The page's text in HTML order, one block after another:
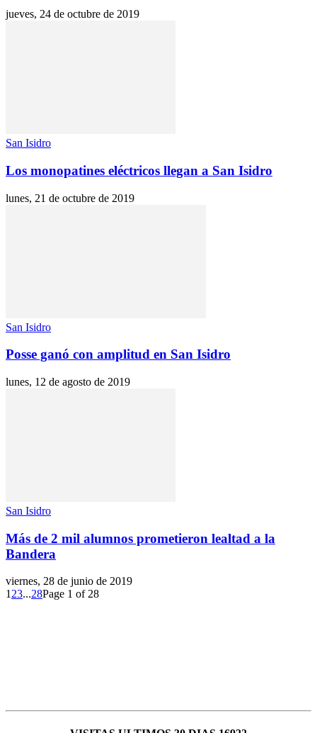
jueves, 24 de octubre de 2019
San Isidro
Los monopatines eléctricos llegan a San Isidro
lunes, 21 de octubre de 2019
San Isidro
Posse ganó con amplitud en San Isidro
lunes, 12 de agosto de 2019
San Isidro
Más de 2 mil alumnos prometieron lealtad a la
Bandera
viernes, 28 de junio de 2019
123...28Page 1 of 28